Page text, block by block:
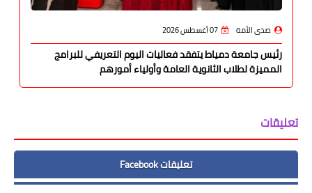
صدى الأمة 07 أغسطس 2026
رئيس جامعة دمياط يتفقد فعاليات اليوم التعريفي للبرامج
المميزة لطلاب الثانوية العامة وأولياء أمورهم
تعليقات
تعليقات Facebook